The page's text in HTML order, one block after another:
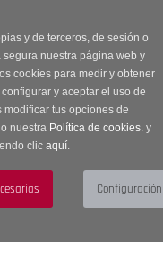
y de terceros, de sesión o
nuestra página web y
cookies para medir y obtener
y aceptar el uso de
tus opciones de
nuestra Política de cookies.y
clic aquí.
código OUTLET20